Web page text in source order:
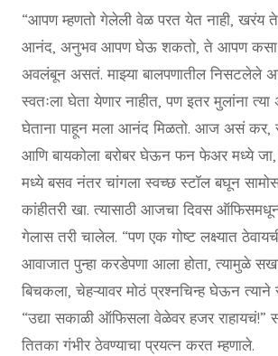
“आपण म्हणतो गेलेली वेळ परत येत नाही, खरंय
आनंद, अनुभव आपण घेऊ शकतो, ते आपण कसा
अवलंबून असतं. माझ्या बालपणातील निसटलेले
स्वतःला घेता येणार नाहीत, पण इतर मुलांना
घेताना पाहून मला आनंद मिळतो. आज असं कर,
आणि बायकोला बरोबर घेऊन फन फेअर मध्ये जा,
मध्ये बसव नंतर चांगला स्वच्छ स्टॉल बघून
कांहीतरी खा. त्यासाठी आजचा दिवस
गेलास तरी चालेल. “पण एक गोष्ट लक्ष्यात
आवाजात पुन्हा करडेपणा आला होता, त्यामुळे
बिचकला, चेहऱ्यावर मोठं प्रश्नचिन्ह घेऊन त्याने
“उद्या सकाळी ऑफिसला वेळेवर हजर राहायचं!”
तितका गंभीर ठेवण्याचा प्रयत्न करत म्हणाले.